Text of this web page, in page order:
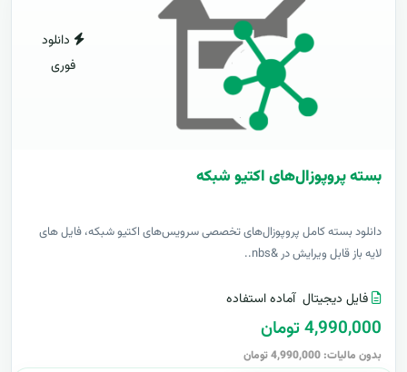
دانلود
فوری
بسته پروپوزال‌های اکتیو شبکه
دانلود بسته کامل پروپوزال‌های تخصصی سرویس‌های اکتیو شبکه، فایل های
لایه باز قابل ویرایش در &nbs..
فایل دیجیتال آماده استفاده
4,990,000 تومان
بدون مالیات: 4,990,000 تومان